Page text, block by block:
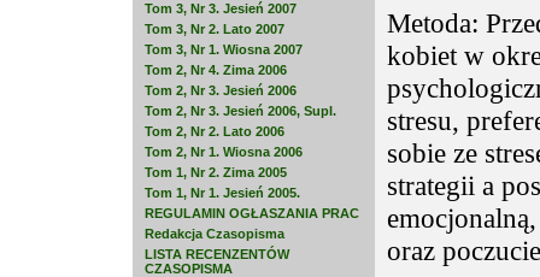
Tom 3, Nr 3. Jesień 2007
Tom 3, Nr 2. Lato 2007
Tom 3, Nr 1. Wiosna 2007
Tom 2, Nr 4. Zima 2006
Tom 2, Nr 3. Jesień 2006
Tom 2, Nr 3. Jesień 2006, Supl.
Tom 2, Nr 2. Lato 2006
Tom 2, Nr 1. Wiosna 2006
Tom 1, Nr 2. Zima 2005
Tom 1, Nr 1. Jesień 2005.
REGULAMIN OGŁASZANIA PRAC
Redakcja Czasopisma
LISTA RECENZENTÓW
CZASOPISMA
Metoda:
kobiet w
stresu,
sobie ze
strategii a
oraz